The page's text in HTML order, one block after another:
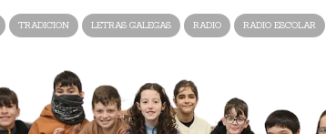
TRADICION LETRAS GALEGAS RADIO RADIO ESCOLAR